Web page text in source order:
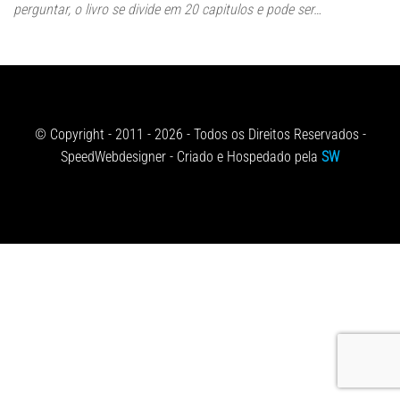
perguntar, o livro se divide em 20 capitulos e pode ser…
© Copyright - 2011 - 2026 - Todos os Direitos Reservados -
SpeedWebdesigner - Criado e Hospedado pela SW